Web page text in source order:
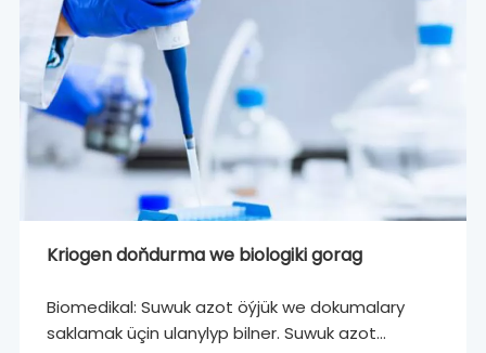
Kriogen doňdurma we biologiki gorag
Biomedikal: Suwuk azot öýjük we dokumalary
saklamak üçin ulanylyp bilner. Suwuk azot